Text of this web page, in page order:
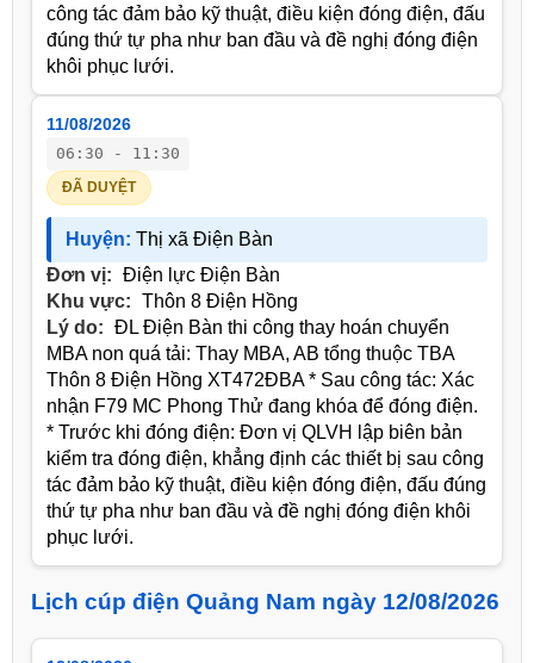
công tác đảm bảo kỹ thuật, điều kiện đóng điện, đấu
đúng thứ tự pha như ban đầu và đề nghị đóng điện
khôi phục lưới.
11/08/2026
06:30 - 11:30
ĐÃ DUYỆT
Huyện: Thị xã Điện Bàn
Đơn vị: Điện lực Điện Bàn
Khu vực: Thôn 8 Điện Hồng
Lý do: ĐL Điện Bàn thi công thay hoán chuyển
MBA non quá tải: Thay MBA, AB tổng thuộc TBA
Thôn 8 Điện Hồng XT472ĐBA * Sau công tác: Xác
nhận F79 MC Phong Thử đang khóa để đóng điện.
* Trước khi đóng điện: Đơn vị QLVH lập biên bản
kiểm tra đóng điện, khẳng định các thiết bị sau công
tác đảm bảo kỹ thuật, điều kiện đóng điện, đấu đúng
thứ tự pha như ban đầu và đề nghị đóng điện khôi
phục lưới.
Lịch cúp điện Quảng Nam ngày 12/08/2026